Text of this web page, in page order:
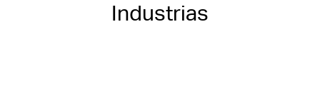
Industrias